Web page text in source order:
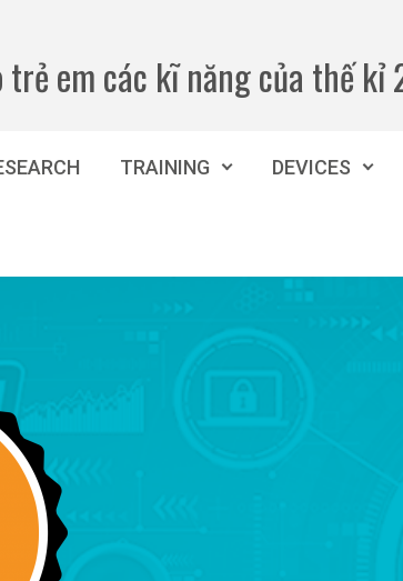
trẻ em các kĩ năng của thế kỉ
TRAINING DEVICES